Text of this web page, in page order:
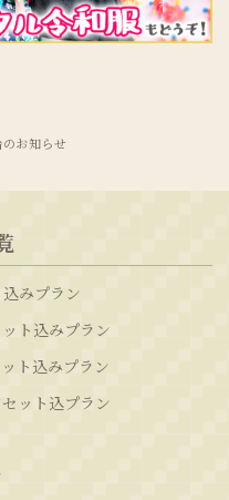
お知らせ
みプラン
ト込みプラン
ト込みプラン
ット込プラン